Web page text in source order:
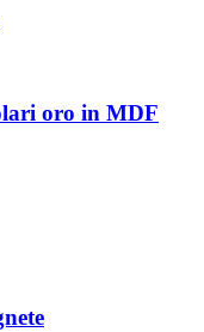
oro in MDF